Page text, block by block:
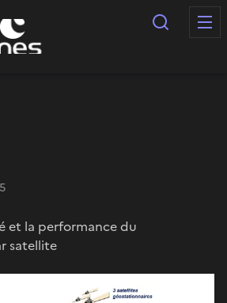
cookies
et la performance du
satellite